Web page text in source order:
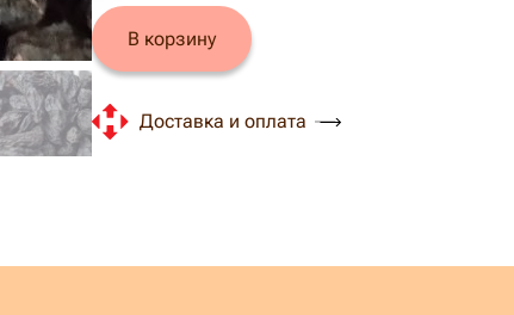
В корзину
Доставка и оплата